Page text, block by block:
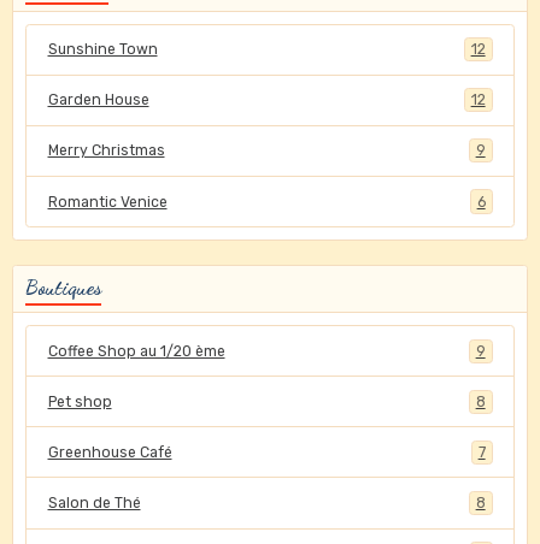
Sunshine Town 12
Garden House 12
Merry Christmas 9
Romantic Venice 6
Boutiques
Coffee Shop au 1/20 ème 9
Pet shop 8
Greenhouse Café 7
Salon de Thé 8